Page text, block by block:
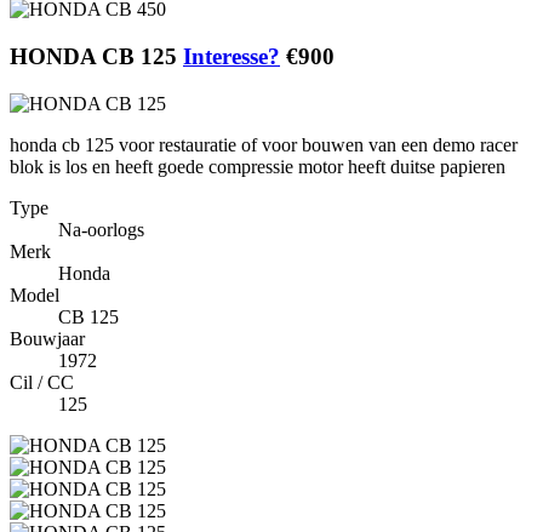
HONDA CB 125 Interesse? €900
honda cb 125 voor restauratie of voor bouwen van een demo racer
blok is los en heeft goede compressie motor heeft duitse papieren
Type
Na-oorlogs
Merk
Honda
Model
CB 125
Bouwjaar
1972
Cil / CC
125